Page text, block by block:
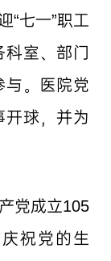
“七一”职工
室、部门
与。医院党
开球，并为
党成立105
祝党的生